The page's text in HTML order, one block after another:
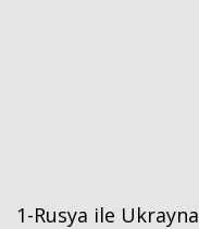
1-Rusya ile Ukrayna